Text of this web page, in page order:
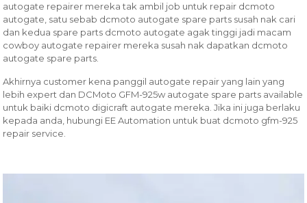
autogate repairer mereka tak ambil job untuk repair dcmoto
autogate, satu sebab dcmoto autogate spare parts susah nak cari
dan kedua spare parts dcmoto autogate agak tinggi jadi macam
cowboy autogate repairer mereka susah nak dapatkan dcmoto
autogate spare parts.
Akhirnya customer kena panggil autogate repair yang lain yang
lebih expert dan DCMoto GFM-925w autogate spare parts available
untuk baiki dcmoto digicraft autogate mereka. Jika ini juga berlaku
kepada anda, hubungi EE Automation untuk buat dcmoto gfm-925
repair service.